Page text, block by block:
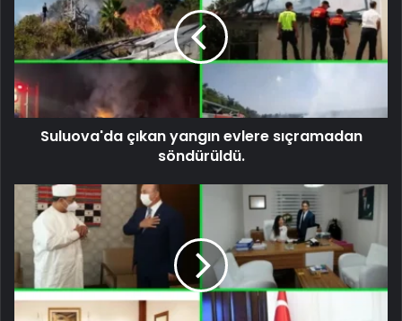
Suluova'da çıkan yangın evlere sıçramadan
söndürüldü.